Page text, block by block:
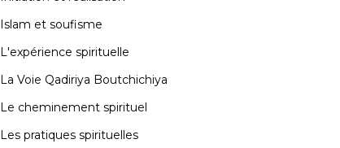
Islam et soufisme
L'expérience spirituelle
La Voie Qadiriya Boutchichiya
Le cheminement spirituel
Les pratiques spirituelles